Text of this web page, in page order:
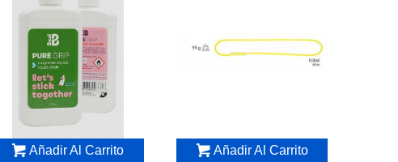
Añadir Al Carrito Añadir Al Carrito